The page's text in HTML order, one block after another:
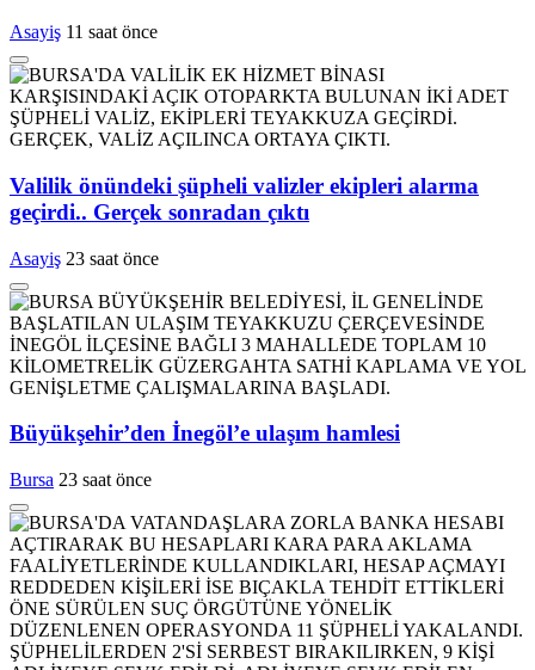
Asayiş 11 saat önce
Valilik önündeki şüpheli valizler ekipleri alarma
geçirdi.. Gerçek sonradan çıktı
Asayiş 23 saat önce
Büyükşehir’den İnegöl’e ulaşım hamlesi
Bursa 23 saat önce